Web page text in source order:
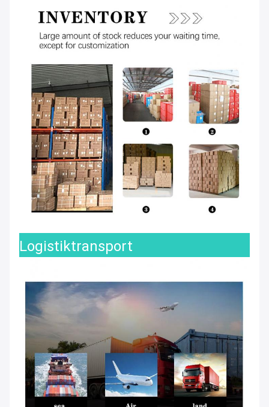
Logistiktransport